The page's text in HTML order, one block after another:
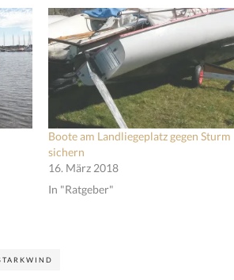
Boote am Landliegeplatz gegen Sturm
sichern
16. März 2018
In "Ratgeber"